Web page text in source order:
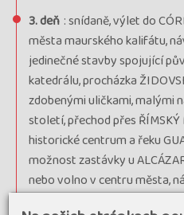
3. deň : snídaně, výlet do
města maurského kalifátu,
jedinečné stavby spojující
katedrálu, procházka
zdobenými uličkami, malými
století, přechod přes
historické centrum a řeku
možnost zastávky u
nebo volno v centru města,